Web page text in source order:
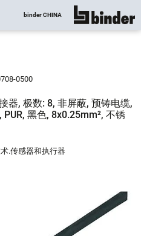
binder CHINA 显示所有
0500
器, 极数: 8, 非屏蔽, 预铸电缆,
黑色, 8x0.25mm², 不锈
.传感器和执行器